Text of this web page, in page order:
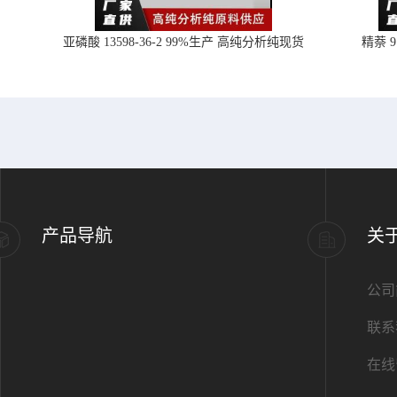
亚磷酸 13598-36-2 99%生产 高纯分析纯现货 精萘
产品导航 关
公
联
在